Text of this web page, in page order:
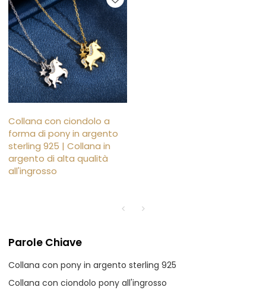
Collana con ciondolo a
forma di pony in argento
sterling 925 | Collana in
argento di alta qualità
all'ingrosso
Parole Chiave
Collana con pony in argento sterling 925
Collana con ciondolo pony all'ingrosso